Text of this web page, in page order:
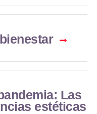
Las
estéticas